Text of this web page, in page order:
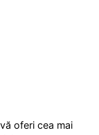
oferi cea mai